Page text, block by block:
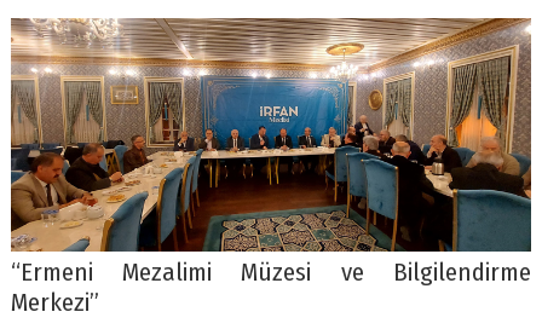
“Ermeni Mezalimi Müzesi ve Bilgilendirme
Merkezi”